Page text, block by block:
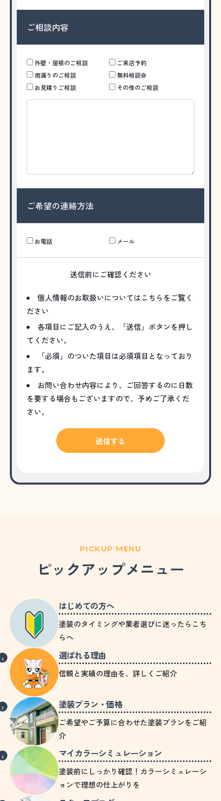
ご相談内容
外壁・屋根のご相談
ご来店予約
雨漏りのご相談
無料相談会
お見積りご相談
その他のご相談
ご希望の連絡方法
お電話 メール
送信前にご確認ください
個人情報のお取扱いについてはこちらをご覧く
ださい
各項目にご記入のうえ、「送信」ボタンを押し
てください。
「必須」のついた項目は必須項目となっており
ます。
お問い合わせ内容により、ご回答するのに日数
を要する場合もございますので、予めご了承くだ
さい。
PICKUP MENU
ピックアップメニュー
はじめての方へ
塗装のタイミングや業者選びに迷ったらこち
らへ
選ばれる理由
信頼と実績の理由を、詳しくご紹介
塗装プラン・価格
ご希望やご予算に合わせた塗装プランをご紹
介
マイカラーシミュレーション
塗装前にしっかり確認！カラーシミュレーシ
ョンで理想の仕上がりを